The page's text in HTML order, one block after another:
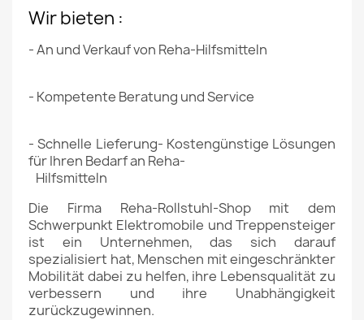
Wir bieten :
- An und Verkauf von Reha-Hilfsmitteln
- Kompetente Beratung und Service
- Schnelle Lieferung- Kostengünstige Lösungen
für Ihren Bedarf an Reha-
Hilfsmitteln
Die Firma Reha-Rollstuhl-Shop mit dem
Schwerpunkt Elektromobile und Treppensteiger
ist ein Unternehmen, das sich darauf
spezialisiert hat, Menschen mit eingeschränkter
Mobilität dabei zu helfen, ihre Lebensqualität zu
verbessern und ihre Unabhängigkeit
zurückzugewinnen.